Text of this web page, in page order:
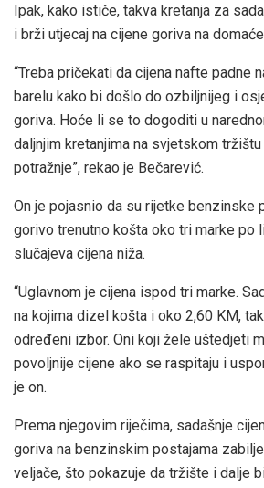
Ipak, kako ističe, takva kretanja za
i brži utjecaj na cijene goriva na
“Treba pričekati da cijena nafte padne
barelu kako bi došlo do ozbiljnijeg i
goriva. Hoće li se to dogoditi u
daljnjim kretanjima na svjetskom
potražnje”, rekao je Bečarević.
On je pojasnio da su rijetke benzinske
gorivo trenutno košta oko tri marke po
slučajeva cijena niža.
“Uglavnom je cijena ispod tri marke.
na kojima dizel košta i oko 2,60 KM,
određeni izbor. Oni koji žele uštedjeti
povoljnije cijene ako se raspitaju i
je on.
Prema njegovim riječima, sadašnje
goriva na benzinskim postajama
veljače, što pokazuje da tržište i dalje